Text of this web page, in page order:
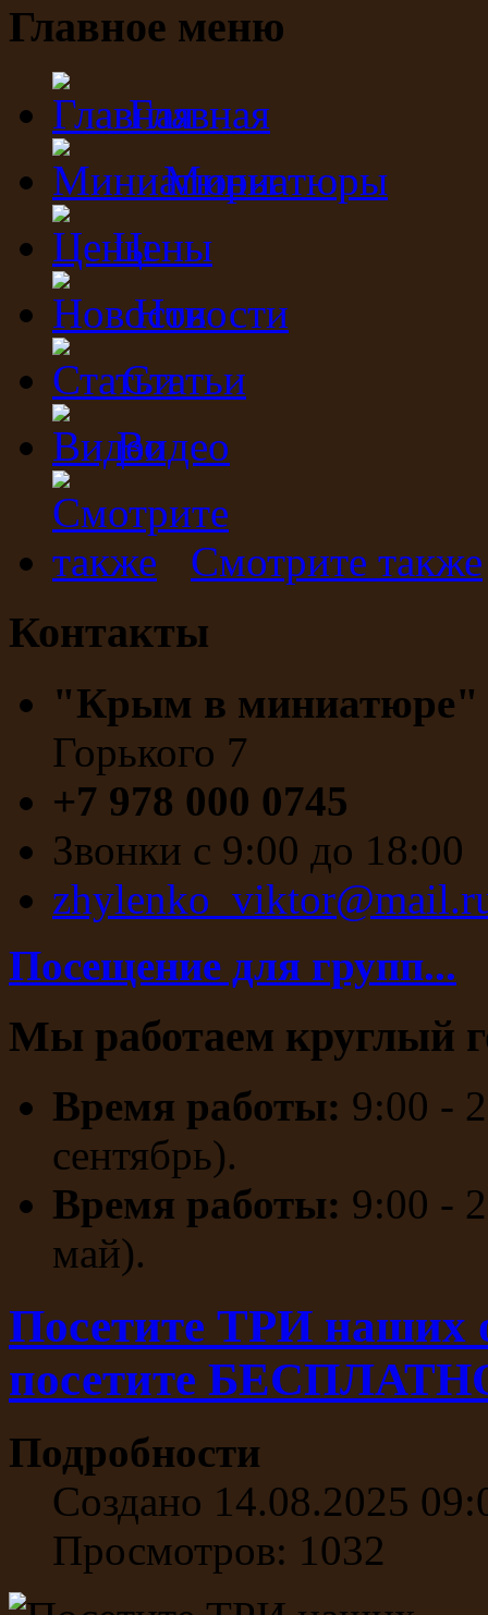
Главное меню
Главная
Миниатюры
Цены
Новости
Статьи
Видео
Смотрите также
Контакты
"Крым в
Горького 7
+7 978 000 0745
Звонки с 9:00 до 18:00
Посещение для групп...
Мы работаем круглый
Время работы: 9:00 -
сентябрь).
Время работы: 9:00 -
май).
Посетите ТРИ
посетите
Подробности
Создано 14.08.2025
Просмотров: 1032